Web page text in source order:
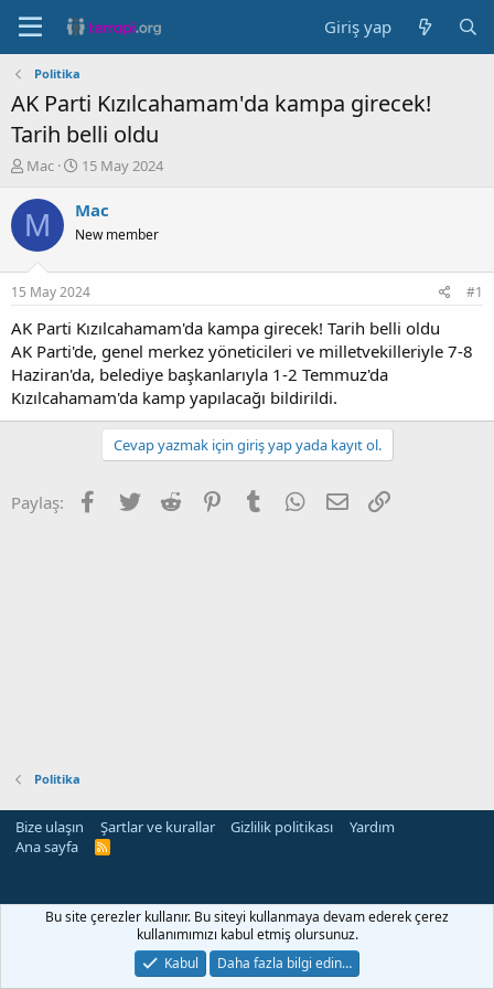
Giriş yap
Politika
AK Parti Kızılcahamam'da kampa girecek!
Tarih belli oldu
K
n
b
u
u
b
a
ş
a
t
a
Mac
B
ş
a
g
ı
ç
t
a
r
i
h
15 May 2024
M Mac
New member
15 May 2024 #1
AK Parti Kızılcahamam'da kampa girecek! Tarih belli oldu
AK Parti'de, genel merkez yöneticileri ve milletvekilleriyle 7-8
Haziran'da, belediye başkanlarıyla 1-2 Temmuz'da
Kızılcahamam'da kamp yapılacağı bildirildi.
Cevap yazmak için giriş yap yada kayıt ol.
Paylaş: Facebook
Twitter Reddit PinterestTumblr WhatsApp
E-posta
Politika
Bize ulaşın Şartlar ve kurallar Gizlilik politikası
Yardım
Ana sayfa
R
Bu site çerezler kullanır. Bu siteyi kullanmaya devam ederek çerez
kullanımımızı kabul etmiş olursunuz.
Kabul
Daha fazla bilgi edin…